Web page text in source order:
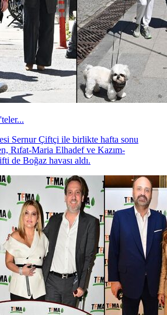
Sernur Çiftçi ile birlikte hafta sonu
Rıfat-Maria Elhadef ve Kazım-
de Boğaz havası aldı.